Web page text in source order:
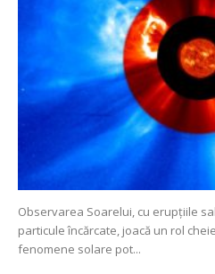
Observarea Soarelui, cu erupțiile
particule încărcate, joacă un rol
fenomene solare pot...